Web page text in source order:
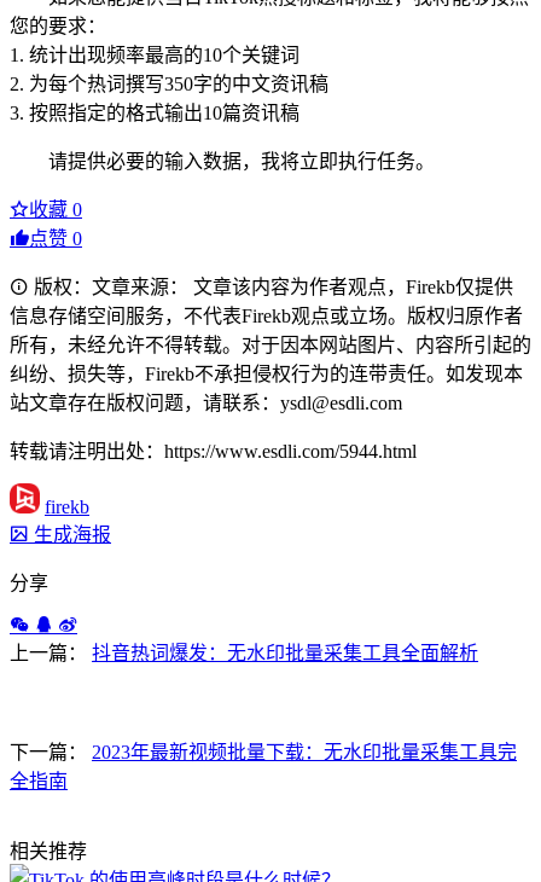
您的要求：
1. 统计出现频率最高的10个关键词
2. 为每个热词撰写350字的中文资讯稿
3. 按照指定的格式输出10篇资讯稿
请提供必要的输入数据，我将立即执行任务。
收藏 0
点赞 0
版权：文章来源： 文章该内容为作者观点，Firekb仅提供
信息存储空间服务，不代表Firekb观点或立场。版权归原作者
所有，未经允许不得转载。对于因本网站图片、内容所引起的
纠纷、损失等，Firekb不承担侵权行为的连带责任。如发现本
站文章存在版权问题，请联系：ysdl@esdli.com
转载请注明出处：https://www.esdli.com/5944.html
firekb
生成海报
分享
上一篇： 抖音热词爆发：无水印批量采集工具全面解析
下一篇：
2023年最新视频批量下载：无水印批量采集工具完
全指南
相关推荐